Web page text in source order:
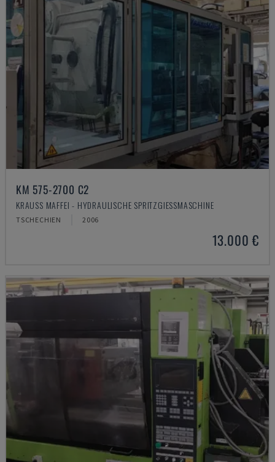
KM 575-2700 C2
KRAUSS MAFFEI - HYDRAULISCHE SPRITZGIESSMASCHINE
TSCHECHIEN 2006
13.000 €